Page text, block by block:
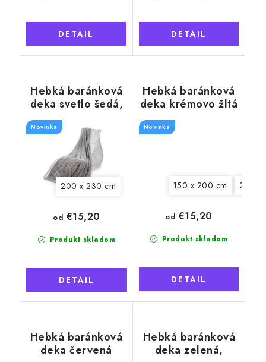
DETAIL DETAIL
Hebká baránková
deka svetlo šedá,
rebrovaná
Novinka
200 x 230 cm
Produkt skladom
od €15,20
DETAIL
Hebká baránková
deka krémovo žltá
Novinka
150 x 200 cm 200 x
Produkt skladom
od €15,20
DETAIL
Hebká baránková
deka červená
Hebká baránková
deka zelená,